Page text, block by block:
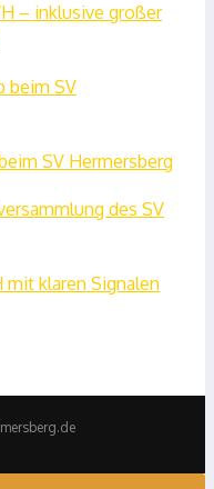
– inklusive großer
beim SV
SV Hermersberg
des SV
mit klaren Signalen